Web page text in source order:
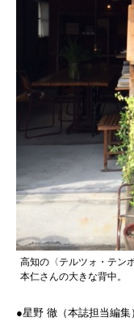
高知の〈テルツォ・テン
本仁さんの大きな背中。
●星野 徹（本誌担当編集